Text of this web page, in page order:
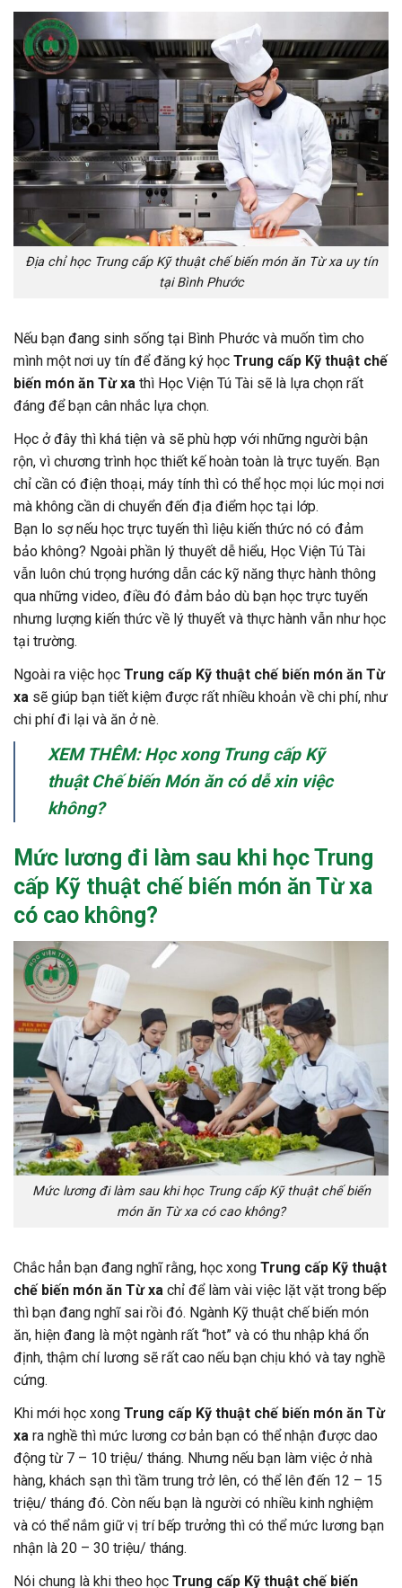
Địa chỉ học Trung cấp Kỹ thuật chế biến món ăn Từ xa uy tín
tại Bình Phước
Nếu bạn đang sinh sống tại Bình Phước và muốn tìm cho
mình một nơi uy tín để đăng ký học Trung cấp Kỹ thuật chế
biến món ăn Từ xa thì Học Viện Tú Tài sẽ là lựa chọn rất
đáng để bạn cân nhắc lựa chọn.
Học ở đây thì khá tiện và sẽ phù hợp với những người bận
rộn, vì chương trình học thiết kế hoàn toàn là trực tuyến. Bạn
chỉ cần có điện thoại, máy tính thì có thể học mọi lúc mọi nơi
mà không cần di chuyển đến địa điểm học tại lớp.
Bạn lo sợ nếu học trực tuyến thì liệu kiến thức nó có đảm
bảo không? Ngoài phần lý thuyết dễ hiểu, Học Viện Tú Tài
vẫn luôn chú trọng hướng dẫn các kỹ năng thực hành thông
qua những video, điều đó đảm bảo dù bạn học trực tuyến
nhưng lượng kiến thức về lý thuyết và thực hành vẫn như học
tại trường.
Ngoài ra việc học Trung cấp Kỹ thuật chế biến món ăn Từ
xa sẽ giúp bạn tiết kiệm được rất nhiều khoản về chi phí, như
chi phí đi lại và ăn ở nè.
XEM THÊM: Học xong Trung cấp Kỹ
thuật Chế biến Món ăn có dễ xin việc
không?
Mức lương đi làm sau khi học Trung
cấp Kỹ thuật chế biến món ăn Từ xa
có cao không?
Mức lương đi làm sau khi học Trung cấp Kỹ thuật chế biến
món ăn Từ xa có cao không?
Chắc hẳn bạn đang nghĩ rằng, học xong Trung cấp Kỹ thuật
chế biến món ăn Từ xa chỉ để làm vài việc lặt vặt trong bếp
thì bạn đang nghĩ sai rồi đó. Ngành Kỹ thuật chế biến món
ăn, hiện đang là một ngành rất “hot” và có thu nhập khá ổn
định, thậm chí lương sẽ rất cao nếu bạn chịu khó và tay nghề
cứng.
Khi mới học xong Trung cấp Kỹ thuật chế biến món ăn Từ
xa ra nghề thì mức lương cơ bản bạn có thể nhận được dao
động từ 7 – 10 triệu/ tháng. Nhưng nếu bạn làm việc ở nhà
hàng, khách sạn thì tầm trung trở lên, có thể lên đến 12 – 15
triệu/ tháng đó. Còn nếu bạn là người có nhiều kinh nghiệm
và có thể nắm giữ vị trí bếp trưởng thì có thể mức lương bạn
nhận là 20 – 30 triệu/ tháng.
Nói chung là khi theo học Trung cấp Kỹ thuật chế biến